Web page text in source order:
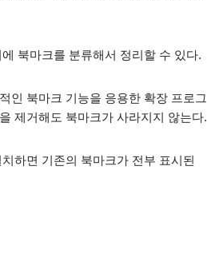
북마크를 분류해서 정리할 수 있다.
인 북마크 기능을 응용한 확장 프로그
제거해도 북마크가 사라지지 않는다.
하면 기존의 북마크가 전부 표시된